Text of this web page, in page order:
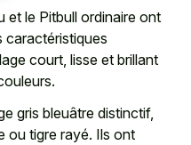
et le Pitbull ordinaire ont
caractéristiques
court, lisse et brillant
gris bleuâtre distinctif,
ou tigre rayé. Ils ont